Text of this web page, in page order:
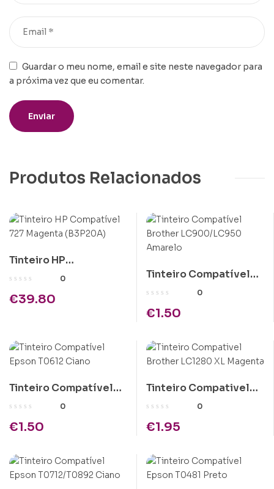
Guardar o meu nome, email e site neste navegador para
a próxima vez que eu comentar.
Produtos Relacionados
Tinteiro HP
Compatível 727
0
€39.80
Tinteiro Compatível
Brother LC900/LC950
0
€1.50
Tinteiro Compatível
Epson T0612 Ciano
0
€1.50
Tinteiro Compativel
Brother LC1280 XL
0
€1.95